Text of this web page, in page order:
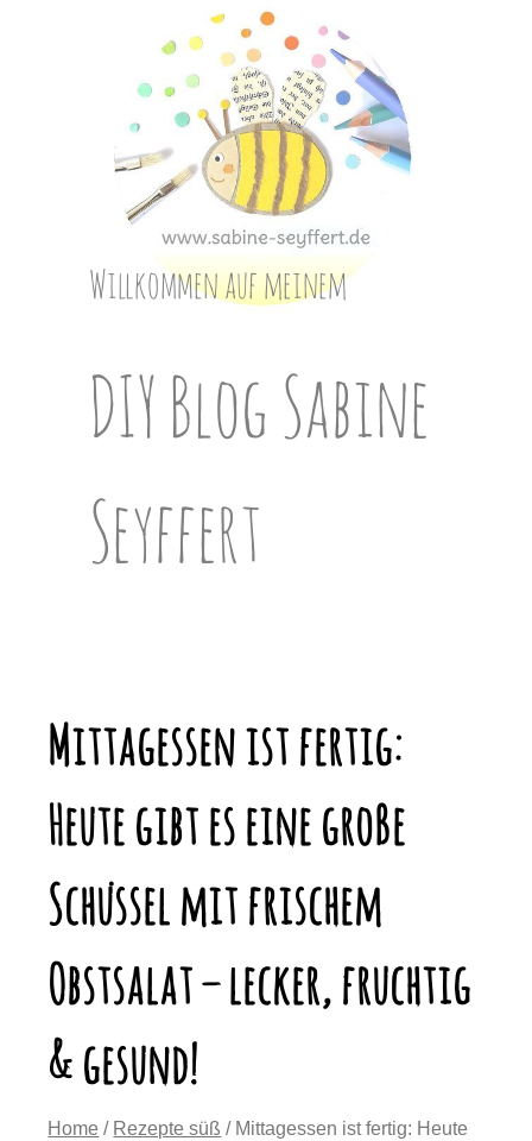
Willkommen auf meinem
DIY Blog Sabine
Seyffert
Mittagessen ist fertig:
Heute gibt es eine große
Schüssel mit frischem
Obstsalat – lecker, fruchtig
& gesund!
Home / Rezepte süß / Mittagessen ist fertig: Heute